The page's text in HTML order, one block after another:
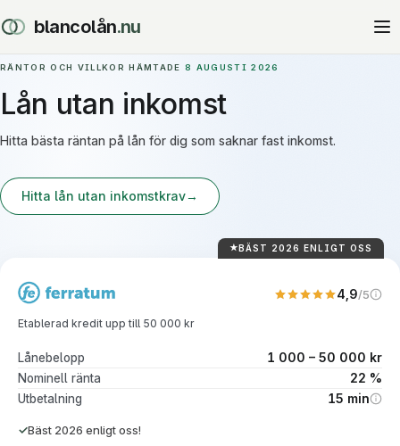
blancolån.nu
RÄNTOR OCH VILLKOR HÄMTADE 8 AUGUSTI 2026
Lån utan inkomst
Hitta bästa räntan på lån för dig som saknar fast inkomst.
Hitta lån utan inkomstkrav→
BÄST 2026 ENLIGT OSS
4,9/5
Vårt eget betyg. Vägt
Etablerad kredit upp till 50 000 kr
Lånebelopp 1 000 – 50 000 kr
Nominell ränta 22 %
Utbetalning 15 min
Bäst 2026 enligt oss!